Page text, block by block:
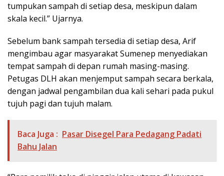
tumpukan sampah di setiap desa, meskipun dalam
skala kecil.” Ujarnya.
Sebelum bank sampah tersedia di setiap desa, Arif
mengimbau agar masyarakat Sumenep menyediakan
tempat sampah di depan rumah masing-masing.
Petugas DLH akan menjemput sampah secara berkala,
dengan jadwal pengambilan dua kali sehari pada pukul
tujuh pagi dan tujuh malam.
Baca Juga : Pasar Disegel Para Pedagang Padati
Bahu Jalan